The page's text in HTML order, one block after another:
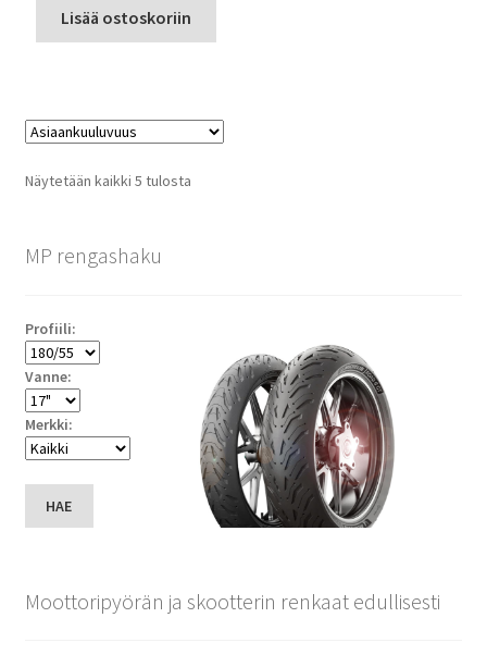
Lisää ostoskoriin
Näytetään kaikki 5 tulostaSuosituimmat
MP rengashaku
Profiili:
Vanne:
Merkki:
HAE
Moottoripyörän ja skootterin renkaat edullisesti